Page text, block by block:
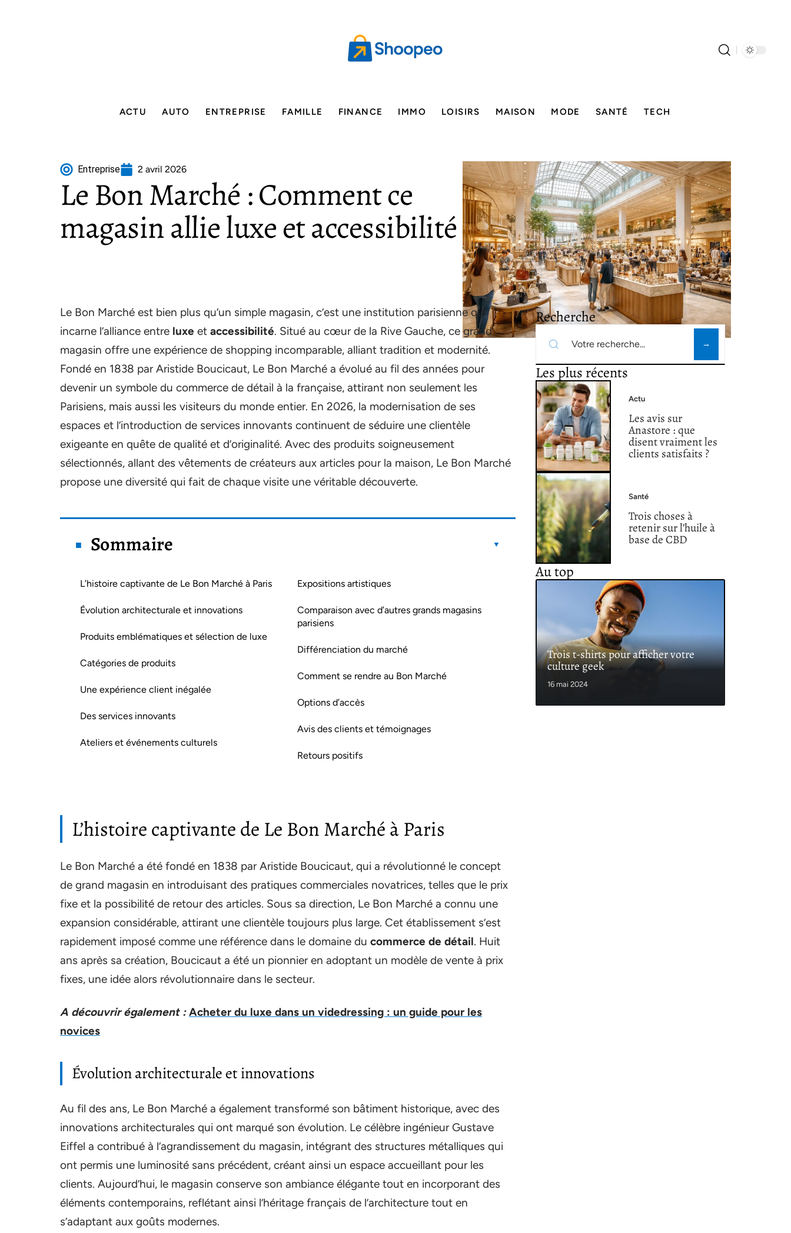
ACTU AUTO ENTREPRISE FAMILLE FINANCE IMMO LOISIRS MAISON MODE SANTÉ TECH
Entreprise 2 avril 2026
Le Bon Marché : Comment ce
magasin allie luxe et accessibilité
Le Bon Marché est bien plus qu’un simple magasin, c’est une institution parisienne qui
incarne l’alliance entre luxe et accessibilité. Situé au cœur de la Rive Gauche, ce grand
magasin offre une expérience de shopping incomparable, alliant tradition et modernité.
Fondé en 1838 par Aristide Boucicaut, Le Bon Marché a évolué au fil des années pour
devenir un symbole du commerce de détail à la française, attirant non seulement les
Parisiens, mais aussi les visiteurs du monde entier. En 2026, la modernisation de ses
espaces et l’introduction de services innovants continuent de séduire une clientèle
exigeante en quête de qualité et d’originalité. Avec des produits soigneusement
sélectionnés, allant des vêtements de créateurs aux articles pour la maison, Le Bon Marché
propose une diversité qui fait de chaque visite une véritable découverte.
Sommaire
L’histoire captivante de Le Bon Marché à Paris
Évolution architecturale et innovations
Produits emblématiques et sélection de luxe
Catégories de produits
Une expérience client inégalée
Des services innovants
Ateliers et événements culturels
Expositions artistiques
Comparaison avec d’autres grands magasins
parisiens
Différenciation du marché
Comment se rendre au Bon Marché
Options d’accès
Avis des clients et témoignages
Retours positifs
L’histoire captivante de Le Bon Marché à Paris
Le Bon Marché a été fondé en 1838 par Aristide Boucicaut, qui a révolutionné le concept
de grand magasin en introduisant des pratiques commerciales novatrices, telles que le prix
fixe et la possibilité de retour des articles. Sous sa direction, Le Bon Marché a connu une
expansion considérable, attirant une clientèle toujours plus large. Cet établissement s’est
rapidement imposé comme une référence dans le domaine du commerce de détail. Huit
ans après sa création, Boucicaut a été un pionnier en adoptant un modèle de vente à prix
fixes, une idée alors révolutionnaire dans le secteur.
A découvrir également : Acheter du luxe dans un videdressing : un guide pour les
novices
Évolution architecturale et innovations
Au fil des ans, Le Bon Marché a également transformé son bâtiment historique, avec des
innovations architecturales qui ont marqué son évolution. Le célèbre ingénieur Gustave
Eiffel a contribué à l’agrandissement du magasin, intégrant des structures métalliques qui
ont permis une luminosité sans précédent, créant ainsi un espace accueillant pour les
clients. Aujourd’hui, le magasin conserve son ambiance élégante tout en incorporant des
éléments contemporains, reflétant ainsi l’héritage français de l’architecture tout en
s’adaptant aux goûts modernes.
Recherche
Les plus récents
Actu
Les avis sur
Anastore : que
disent vraiment les
clients satisfaits ?
Santé
Trois choses à
retenir sur l’huile à
base de CBD
Au top
Trois t-shirts pour afficher votre
culture geek
16 mai 2024